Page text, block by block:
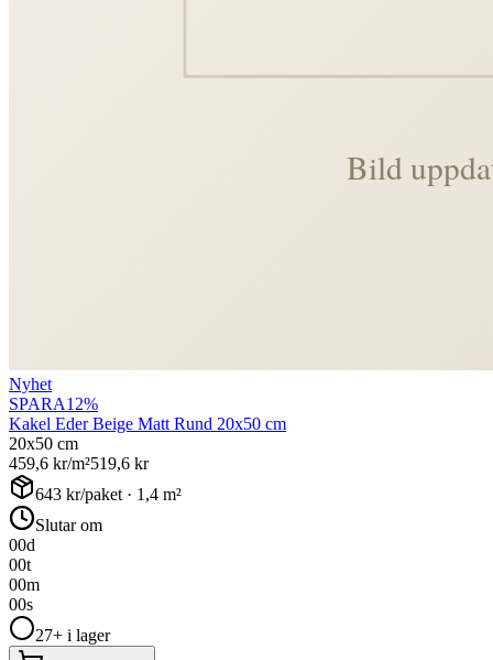
Nyhet
SPARA12%
Kakel Eder Beige Matt Rund 20x50 cm
20x50 cm
459,6 kr/m²519,6 kr
643 kr/paket · 1,4 m²
Slutar om
00d
00t
00m
00s
27+ i lager